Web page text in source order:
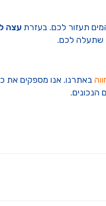
תעזור לכם. בעזרת עצה
שתעלה לכם.
באתרנו. אנו מספקים את